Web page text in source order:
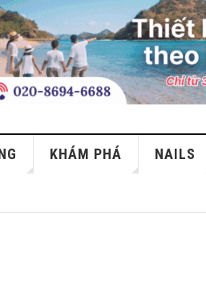
KHÁM PHÁ NAILS